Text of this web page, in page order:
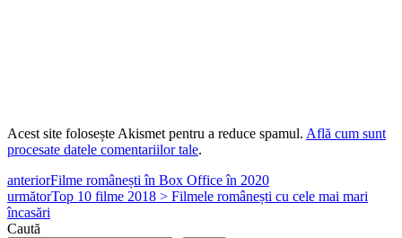
Acest site folosește Akismet pentru a reduce spamul. Află cum sunt
procesate datele comentariilor tale.
anteriorFilme românești în Box Office în 2020
următorTop 10 filme 2018 > Filmele românești cu cele mai mari
încasări
Caută